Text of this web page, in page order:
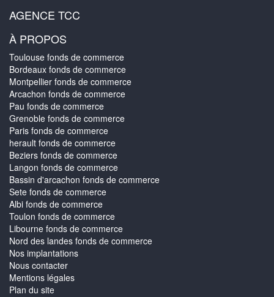
AGENCE TCC
À PROPOS
Toulouse fonds de commerce
Bordeaux fonds de commerce
Montpellier fonds de commerce
Arcachon fonds de commerce
Pau fonds de commerce
Grenoble fonds de commerce
Paris fonds de commerce
herault fonds de commerce
Beziers fonds de commerce
Langon fonds de commerce
Bassin d'arcachon fonds de commerce
Sete fonds de commerce
Albi fonds de commerce
Toulon fonds de commerce
Libourne fonds de commerce
Nord des landes fonds de commerce
Nos implantations
Nous contacter
Mentions légales
Plan du site